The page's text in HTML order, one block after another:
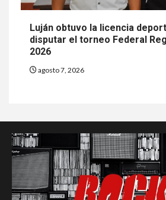
Luján obtuvo la licencia
disputar el torneo Federal
2026
agosto 7, 2026